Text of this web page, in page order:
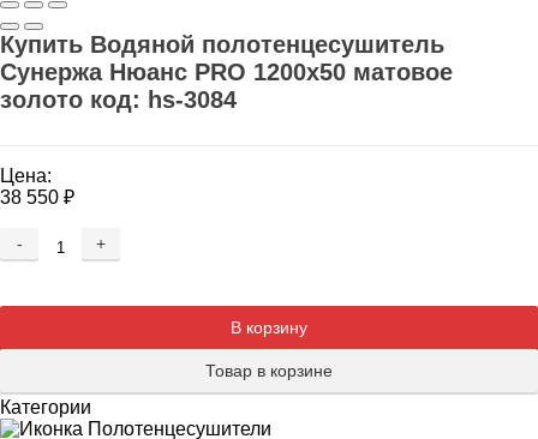
Купить Водяной полотенцесушитель
Сунержа Нюанс PRO 1200х50 матовое
золото код: hs-3084
Цена:
38 550 ₽
-
+
В корзину
Товар в корзине
Категории